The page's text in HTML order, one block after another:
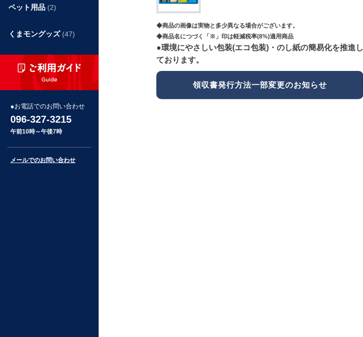
◆商品の画像は実物と多少異なる場合がございます。
◆商品名につづく「※」印は軽減税率(8%)適用商品
●環境にやさしい包装(エコ包装)・のし紙の簡易化を推進し
ております。
領収書発行方法一部変更のお知らせ
ペット用品 (2)
くまモングッズ (47)
お電話でのお問い合わせ
096-327-3215
午前10時～午後7時
メールでのお問い合わせ